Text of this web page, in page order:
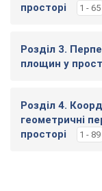
просторі
1 - 65
Розділ 3.
площин у
Розділ 4.
геометричні
просторі
1 - 89